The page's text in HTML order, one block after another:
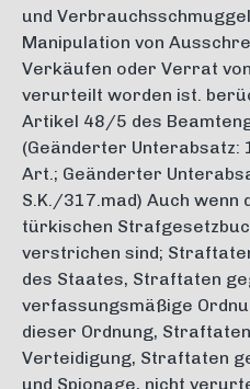
und
Manipulation von
Verkäufen oder Verrat
verurteilt worden ist.
Artikel 48/5 des
(Geänderter
Art.; Geänderter
S.K./317.mad) Auch wenn
türkischen
verstrichen sind;
des Staates, Straftaten
verfassungsmäßige
dieser Ordnung,
Verteidigung, Straftaten
und Spionage, nicht